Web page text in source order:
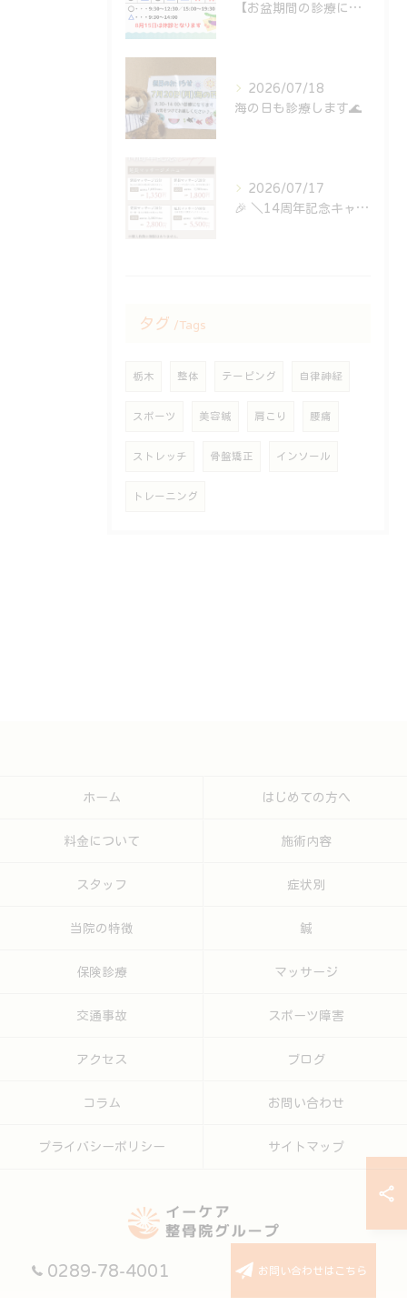
【お盆期間の診療について🎑】
2026/07/18
海の日も診療します🌊
2026/07/17
⁡🎉 ＼14周年記念キャンペーン開催中！／ 🎉
タグ Tags
栃木 整体 テーピング 自律神経
スポーツ 美容鍼 肩こり 腰痛
ストレッチ 骨盤矯正 インソール
トレーニング
0289-78-4001 お問い合わせはこちら
ホーム はじめての方へ
料金について 施術内容
スタッフ 症状別
当院の特徴 鍼
保険診療 マッサージ
交通事故 スポーツ障害
アクセス ブログ
コラム お問い合わせ
プライバシーポリシー サイトマップ
© 2026 栃木の整体ならイーケア整骨院グループ ALL RIGHTS RESERVED.